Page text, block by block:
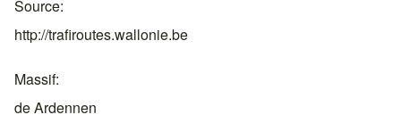
Source
http://trafiroutes.wallonie.be
Massif
de Ardennen